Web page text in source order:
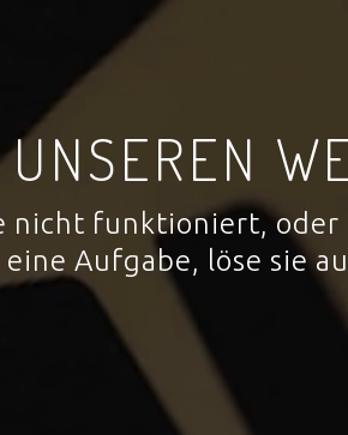
nicht funktioniert,
Aufgabe, löse sie